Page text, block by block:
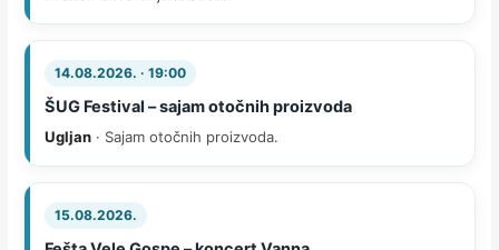
14.08.2026. · 19:00
ŠUG Festival – sajam otočnih proizvoda
Ugljan · Sajam otočnih proizvoda.
15.08.2026.